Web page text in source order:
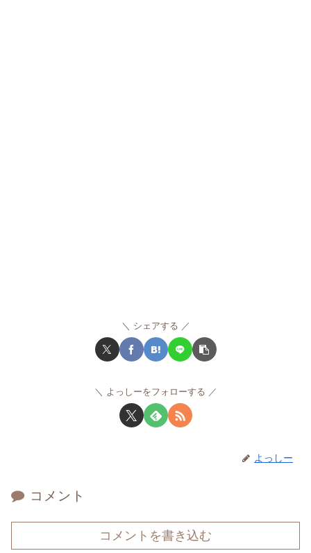
シェアする
よっしーをフォローする
よっしー
コメント
コメントを書き込む